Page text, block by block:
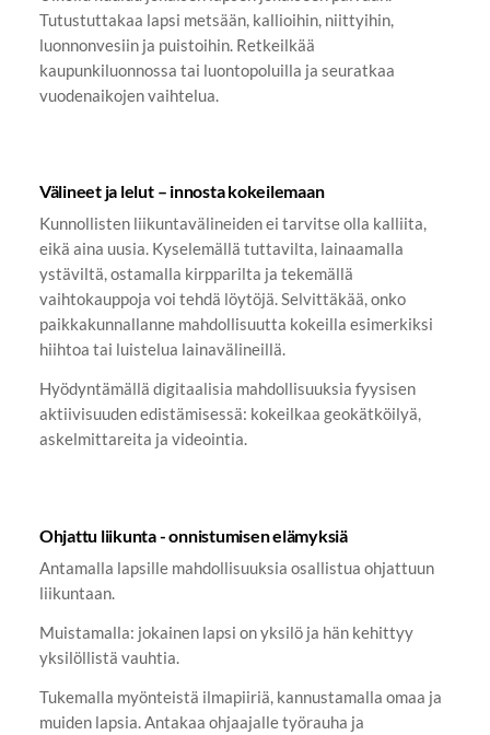
Tutustuttakaa lapsi metsään, kallioihin, niittyihin,
luonnonvesiin ja puistoihin. Retkeilkää
kaupunkiluonnossa tai luontopoluilla ja seuratkaa
vuodenaikojen vaihtelua.
Välineet ja lelut – innosta kokeilemaan
Kunnollisten liikuntavälineiden ei tarvitse olla kalliita,
eikä aina uusia. Kyselemällä tuttavilta, lainaamalla
ystäviltä, ostamalla kirpparilta ja tekemällä
vaihtokauppoja voi tehdä löytöjä. Selvittäkää, onko
paikkakunnallanne mahdollisuutta kokeilla esimerkiksi
hiihtoa tai luistelua lainavälineillä.
Hyödyntämällä digitaalisia mahdollisuuksia fyysisen
aktiivisuuden edistämisessä: kokeilkaa geokätköilyä,
askelmittareita ja videointia.
Ohjattu liikunta - onnistumisen elämyksiä
Antamalla lapsille mahdollisuuksia osallistua ohjattuun
liikuntaan.
Muistamalla: jokainen lapsi on yksilö ja hän kehittyy
yksilöllistä vauhtia.
Tukemalla myönteistä ilmapiiriä, kannustamalla omaa ja
muiden lapsia. Antakaa ohjaajalle työrauha ja